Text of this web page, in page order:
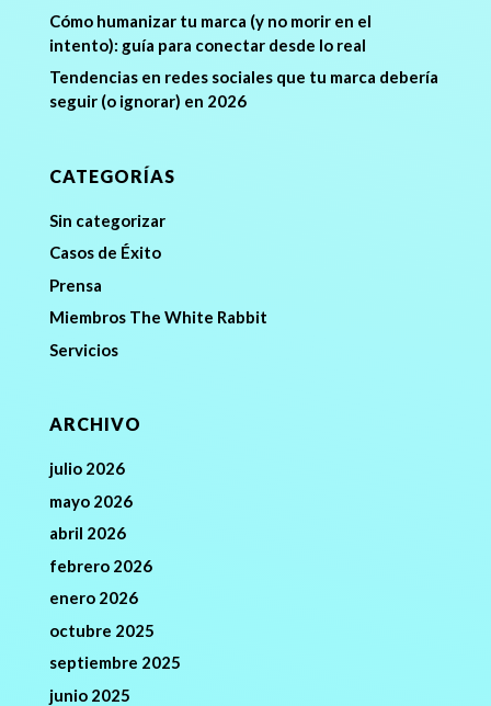
Cómo humanizar tu marca (y no morir en el
intento): guía para conectar desde lo real
Tendencias en redes sociales que tu marca debería
seguir (o ignorar) en 2026
CATEGORÍAS
Sin categorizar
Casos de Éxito
Prensa
Miembros The White Rabbit
Servicios
ARCHIVO
julio 2026
mayo 2026
abril 2026
febrero 2026
enero 2026
octubre 2025
septiembre 2025
junio 2025